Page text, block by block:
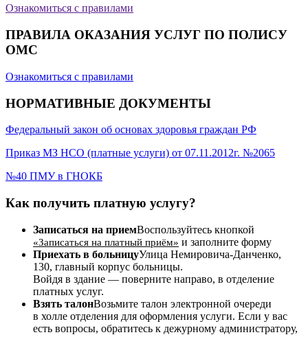
Ознакомиться с правилами
ПРАВИЛА ОКАЗАНИЯ УСЛУГ ПО ПОЛИСУ
ОМС
Ознакомиться с правилами
НОРМАТИВНЫЕ ДОКУМЕНТЫ
Федеральный закон об основах здоровья граждан РФ
Приказ МЗ НСО (платные услуги) от 07.11.2012г. №2065
№40 ПМУ в ГНОКБ
Как получить платную услугу?
Записаться на приемВоспользуйтесь кнопкой
«Записаться на платный приём» и заполните форму
Приехать в больницуУлица Немировича-Данченко,
130, главный корпус больницы.
Войдя в здание — поверните направо, в отделение
платных услуг.
Взять талонВозьмите талон электронной очереди
в холле отделения для оформления услуги. Если у вас
есть вопросы, обратитесь к дежурному администратору,